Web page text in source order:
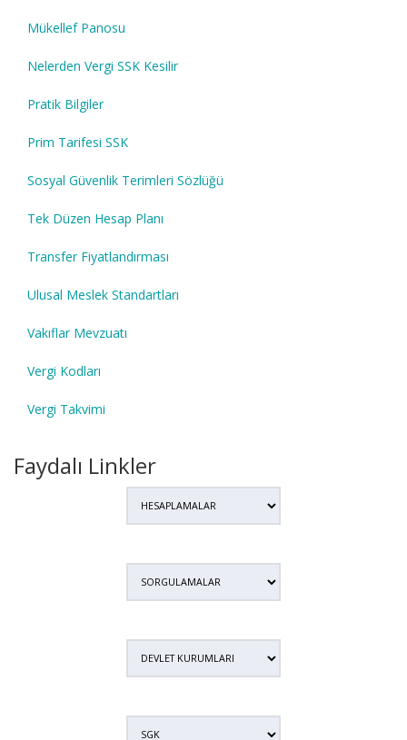
Mükellef Panosu
Nelerden Vergi SSK Kesilir
Pratik Bilgiler
Prim Tarifesi SSK
Sosyal Güvenlik Terimleri Sözlüğü
Tek Düzen Hesap Planı
Transfer Fiyatlandırması
Ulusal Meslek Standartları
Vakıflar Mevzuatı
Vergi Kodları
Vergi Takvimi
Faydalı Linkler